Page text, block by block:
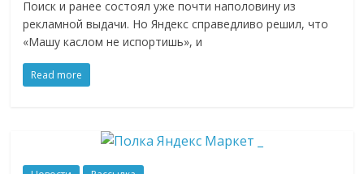
соцсетях
Портал
Поиск и ранее состоял уже почти наполовину из
рекламной выдачи. Но Яндекс справедливо решил, что
«Машу каслом не испортишь», и
Read more